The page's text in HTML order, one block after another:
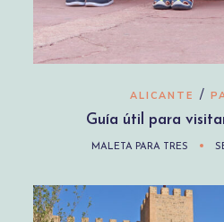
ALICANTE /
Guía útil para
MALETA PARA TRES